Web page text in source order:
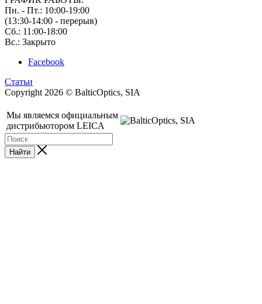
Пн. - Пт.: 10:00-19:00
(13:30-14:00 - перерыв)
Сб.: 11:00-18:00
Вс.: Закрыто
Facebook
Статьи
Copyright 2026 © BalticOptics, SIA
Мы являемся официальным
дистрибьютором LEICA
Найти